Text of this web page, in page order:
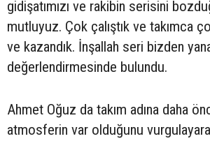
gidişatımızı ve rakibin serisini
mutluyuz. Çok çalıştık ve takımca
ve kazandık. İnşallah seri bizden
değerlendirmesinde bulundu.
Ahmet Oğuz da takım adına daha
atmosferin var olduğunu